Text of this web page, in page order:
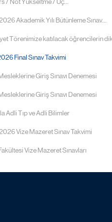
/ Not Yükseltme / Üç...
Akademik Yılı Bütünleme Sınav...
Törenimize katılacak öğrencilerin
Final Sınav Takvimi
Giriş Sınavı Denemesi
Giriş Sınavı Denemesi
Adli Tıp ve Adli Bilimler
Vize Mazeret Sınav Takvimi
Vize Mazeret Sınavları